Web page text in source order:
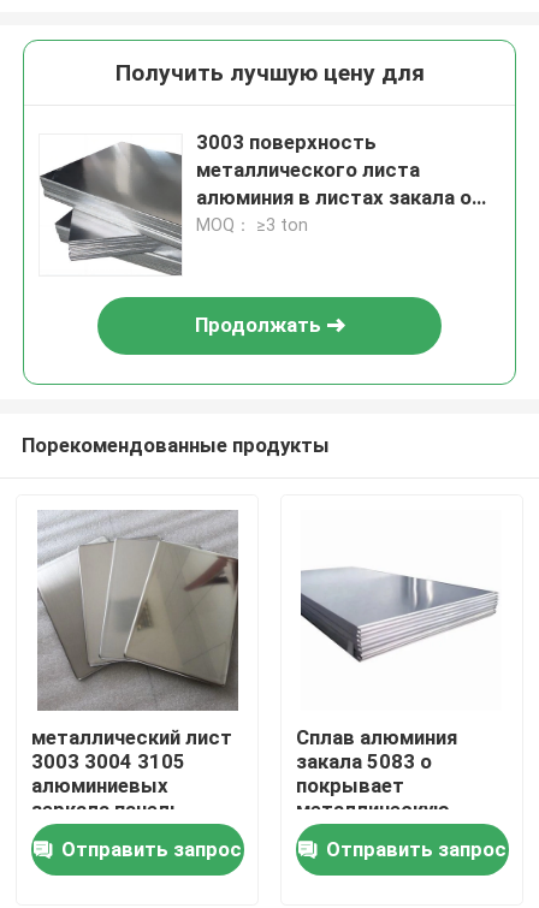
Дом
Товары
Получить лучшую цену для
3003 поверхность
металлического листа
алюминия в листах закала o
100-2600mm анодированная
MOQ： ≥3 ton
Продолжать
Порекомендованные продукты
металлический лист
3003 3004 3105
алюминиевых
зеркала панель
плиты 0,05 до
200mm
Отправить запрос
Сплав алюминия
закала 5083 o
покрывает
металлическую
ширину 100-2600mm
финиша мельницы
Отправить запрос